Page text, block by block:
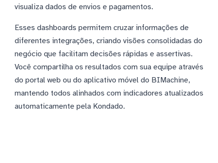
visualiza dados de envios e pagamentos.
Esses dashboards permitem cruzar informações de
diferentes integrações, criando visões consolidadas do
negócio que facilitam decisões rápidas e assertivas.
Você compartilha os resultados com sua equipe através
do portal web ou do aplicativo móvel do BIMachine,
mantendo todos alinhados com indicadores atualizados
automaticamente pela Kondado.